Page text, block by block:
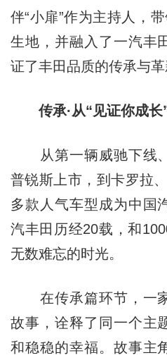
伴“小扉”作为主持人，
生地，并融入了一汽丰
证了丰田品质的传承与革
传承·从“见证你成长”
从第一辆威驰下线、
普锐斯上市，到卡罗拉
多款人气车型成为中国
汽丰田历经20载，和
无数难忘的时光。
在传承篇环节，一家
故事，诠释了同一个主
和稳稳的幸福。故事主